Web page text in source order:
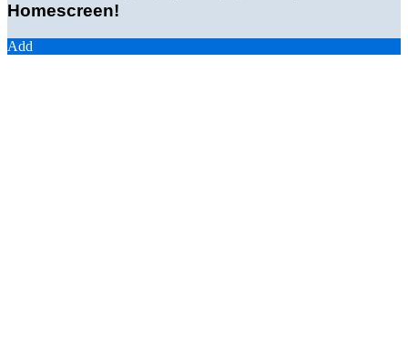
Homescreen!
Add